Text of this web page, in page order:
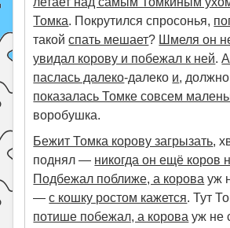
Томка. Покрутился спросонья,
такойспать мешает? Шмеля он
увидал корову и побежал к ней.
паслась далеко-далеко и,
показалась Томке совсем
воробушка.
Бежит Томка корову загрызать,
поднял — никогда он ещё коров
Подбежал поближе, а корова уж
—с кошку ростом кажется. Тут
потише побежал, а корова уж не